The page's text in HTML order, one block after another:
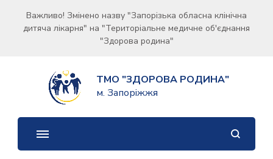
Важливо! Змінено назву "Запорізька обласна клінічна
дитяча лікарня" на "Територіальне медичне об'єднання
"Здорова родина"
ТМО "ЗДОРОВА РОДИНА"
м. Запоріжжя